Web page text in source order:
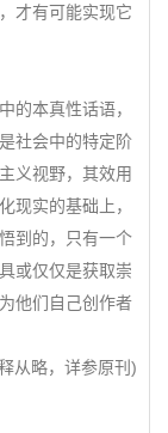
才有可能实现它
本真性话语，
社会中的特定阶
义视野，其效用
现实的基础上，
到的，只有一个
或仅仅是获取崇
他们自己创作者
从略，详参原刊)